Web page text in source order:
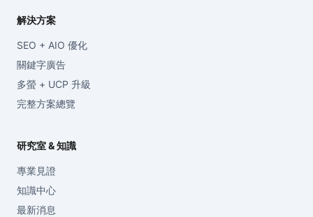
解決方案
SEO + AIO 優化
關鍵字廣告
多螢 + UCP 升級
完整方案總覽
研究室 & 知識
專業見證
知識中心
最新消息